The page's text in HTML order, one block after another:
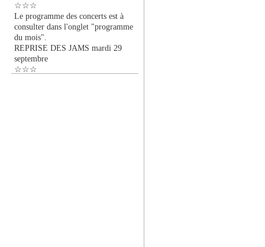
☆☆☆
Le programme des concerts est à
consulter dans l'onglet "programme
du mois".
REPRISE DES JAMS mardi 29
septembre
☆☆☆